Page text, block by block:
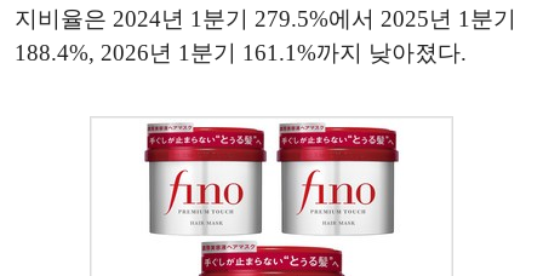
지비율은 2024년 1분기 279.5%에서 2025년 1분기
188.4%, 2026년 1분기 161.1%까지 낮아졌다.